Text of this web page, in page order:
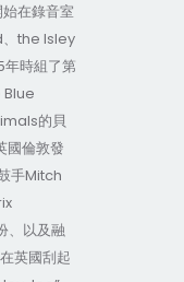
在錄音室
、the Isley
時組了第
的貝
倫敦發
手Mitch
、以及融
英國刮起